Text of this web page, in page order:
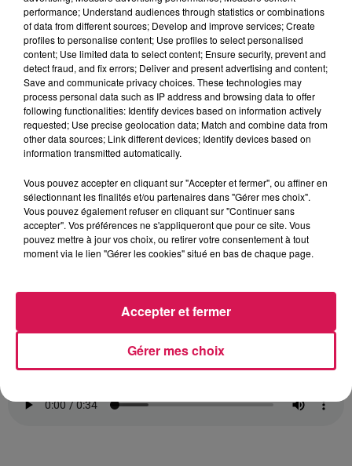
Des actions de sensibilisation aux dons d’organes
seront donc organisées le 22 juin et octobre à
menées auprès du grand public pour mieux
contribuer à la visibilité du ruban vert, symbole du
don d’organe et couleur de l’espoir !
Le don d’organe sauve des vies, comme a tenu à
municipal de Fourmies, en charge de la santé et
du développement durable :
performance; Understand audiences through statistics or combinations
of data from different sources; Develop and improve services; Create
profiles to personalise content; Use profiles to select personalised
content; Use limited data to select content; Ensure security, prevent and
detect fraud, and fix errors; Deliver and present advertising and content;
Save and communicate privacy choices. These technologies may
process personal data such as IP address and browsing data to offer
following functionalities: Identify devices based on information actively
requested; Use precise geolocation data; Match and combine data from
other data sources; Link different devices; Identify devices based on
information transmitted automatically.
Vous pouvez accepter en cliquant sur "Accepter et fermer", ou affiner en
sélectionnant les finalités et/ou partenaires dans "Gérer mes choix".
Vous pouvez également refuser en cliquant sur "Continuer sans
accepter". Vos préférences ne s'appliqueront que pour ce site. Vous
pouvez mettre à jour vos choix, ou retirer votre consentement à tout
moment via le lien "Gérer les cookies" situé en bas de chaque page.
Gérer mes choix
Accepter et fermer